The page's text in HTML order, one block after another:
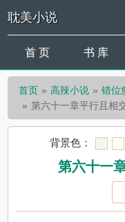
耽美小说
首 页 书 库
首页 高辣小说
错位
第六十一章平行且相
背景色：
第六十一